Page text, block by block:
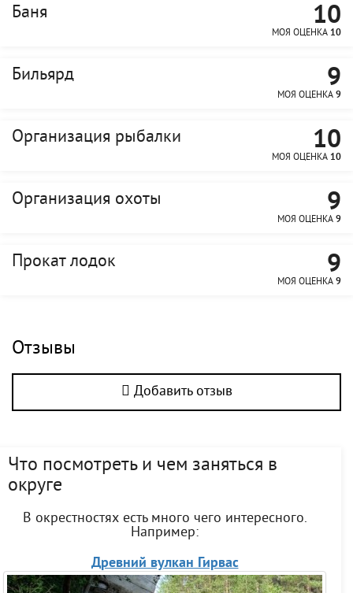
Баня 10
МОЯ ОЦЕНКА 10
Бильярд 9
МОЯ ОЦЕНКА 9
Организация рыбалки 10
МОЯ ОЦЕНКА 10
Организация охоты 9
МОЯ ОЦЕНКА 9
Прокат лодок 9
МОЯ ОЦЕНКА 9
Отзывы
Добавить отзыв
Что посмотреть и чем заняться в
округе
В окрестностях есть много чего интересного.
Например:
Древний вулкан Гирвас